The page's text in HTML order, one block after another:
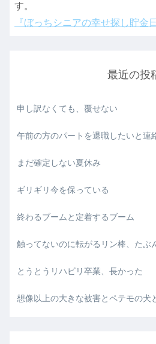
す。
『ぼっちシニアの幸せ探し貯金
最近の投
申し訳なくても、覆せない
午前の方のパートを退職したいと連
まだ確定しない夏休み
ギリギリ今を保っている
終わるブームと定着するブーム
触ってないのに転がるリン棒、たぶ
とうとうリハビリ卒業、長かった
想像以上の大きな被害とペテモの犬